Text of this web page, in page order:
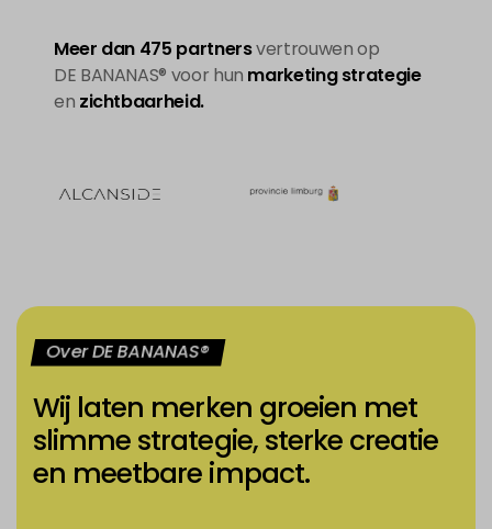
Meer dan 475 partnersvertrouwen op
DE BANANAS® voor hun marketing strategie
en zichtbaarheid.
Over DE BANANAS®
Wij laten merken groeien met
slimme strategie, sterke creatie
en meetbare impact.